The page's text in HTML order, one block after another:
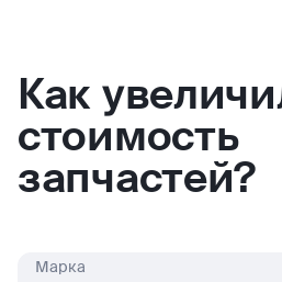
Как
стоимость
запчастей?
Марка